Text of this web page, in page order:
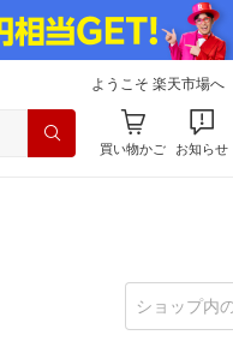
ようこそ 楽天市場へ
買い物かご お知らせ